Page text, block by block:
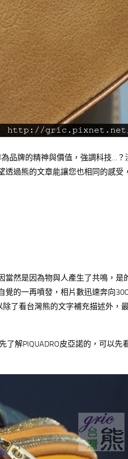
品牌的精神與價值，強調科技…
過熊的文章能讓您也相同的感受
然是因為物與人產生了共鳴，是
的一再噴發，相片數迅速奔向
了看台灣熊的文字補充描述外，
解PIQUADRO皮亞諾的，可以先